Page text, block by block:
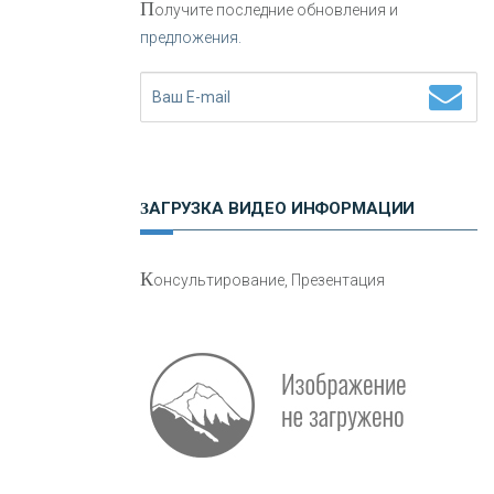
Нетворкинг для предпринимателей
авто
Получите последние обновления и
предложения.
ЗАГРУЗКА ВИДЕО ИНФОРМАЦИИ
Консультирование, Презентация